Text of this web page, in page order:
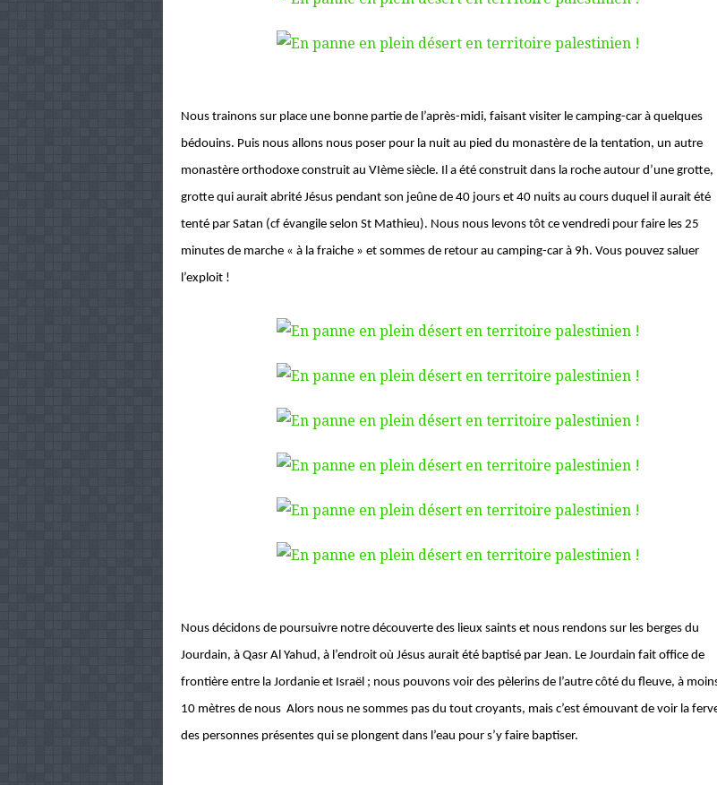
Nous trainons sur place une bonne partie de l’après-midi, faisant visiter le camping-car à quelques
bédouins. Puis nous allons nous poser pour la nuit au pied du monastère de la tentation, un autre
monastère orthodoxe construit au VIème siècle. Il a été construit dans la roche autour d’une grotte,
grotte qui aurait abrité Jésus pendant son jeûne de 40 jours et 40 nuits au cours duquel il aurait été
tenté par Satan (cf évangile selon St Mathieu). Nous nous levons tôt ce vendredi pour faire les 25
minutes de marche « à la fraiche » et sommes de retour au camping-car à 9h. Vous pouvez saluer
l’exploit !
Nous décidons de poursuivre notre découverte des lieux saints et nous rendons sur les berges du
Jourdain, à Qasr Al Yahud, à l’endroit où Jésus aurait été baptisé par Jean. Le Jourdain fait office de
frontière entre la Jordanie et Israël ; nous pouvons voir des pèlerins de l’autre côté du fleuve, à
10 mètres de nous Alors nous ne sommes pas du tout croyants, mais c’est émouvant de voir la
des personnes présentes qui se plongent dans l’eau pour s’y faire baptiser.